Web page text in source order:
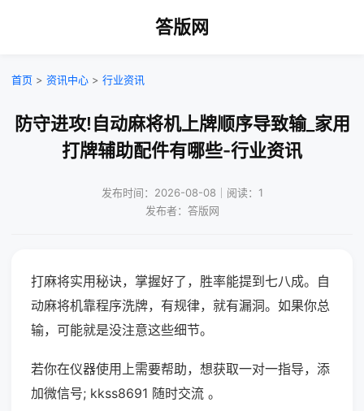
答版网
首页 > 资讯中心 > 行业资讯
防守进攻!自动麻将机上牌顺序导致输_家用
打牌辅助配件有哪些-行业资讯
发布时间：2026-08-08｜阅读：1
发布者：答版网
打麻将实用秘诀，掌握好了，胜率能提到七八成。自
动麻将机靠程序洗牌，有规律，就有漏洞。如果你总
输，可能就是没注意这些细节。
若你在仪器使用上需要帮助，想获取一对一指导，添
加微信号; kkss8691 随时交流 。